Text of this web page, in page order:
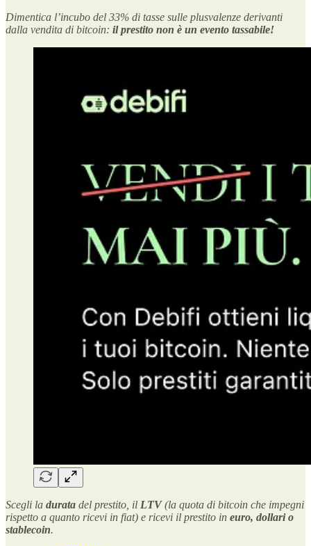
Dimentica l’incubo del 33% di tasse sulle plusvalenze derivanti
dalla vendita di bitcoin: il prestito non è un evento tassabile!
Scegli la durata del prestito, il LTV(la quota di bitcoin che impegni
rispetto a quanto ricevi in fiat) e ricevi il prestito in euro, dollari o
stablecoin.